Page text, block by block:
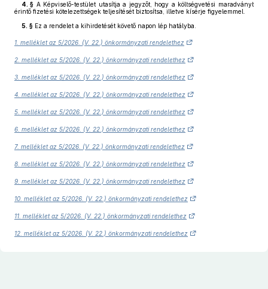
4. § A Képviselő-testület utasítja a jegyzőt, hogy a költségvetési maradványt
érintő fizetési kötelezettségek teljesítését biztosítsa, illetve kísérje figyelemmel.
5. § Ez a rendelet a kihirdetését követő napon lép hatályba.
1. melléklet az 5/2026. (V. 22.) önkormányzati rendelethez
2. melléklet az 5/2026. (V. 22.) önkormányzati rendelethez
3. melléklet az 5/2026. (V. 22.) önkormányzati rendelethez
4. melléklet az 5/2026. (V. 22.) önkormányzati rendelethez
5. melléklet az 5/2026. (V. 22.) önkormányzati rendelethez
6. melléklet az 5/2026. (V. 22.) önkormányzati rendelethez
7. melléklet az 5/2026. (V. 22.) önkormányzati rendelethez
8. melléklet az 5/2026. (V. 22.) önkormányzati rendelethez
9. melléklet az 5/2026. (V. 22.) önkormányzati rendelethez
10. melléklet az 5/2026. (V. 22.) önkormányzati rendelethez
11. melléklet az 5/2026. (V. 22.) önkormányzati rendelethez
12. melléklet az 5/2026. (V. 22.) önkormányzati rendelethez